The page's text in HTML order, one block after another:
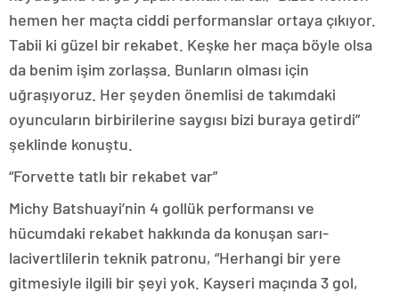
hemen her maçta ciddi performanslar ortaya çıkıyor.
Tabii ki güzel bir rekabet. Keşke her maça böyle olsa
da benim işim zorlaşsa. Bunların olması için
uğraşıyoruz. Her şeyden önemlisi de takımdaki
oyuncuların birbirilerine saygısı bizi buraya getirdi”
şeklinde konuştu.
“Forvette tatlı bir rekabet var”
Michy Batshuayi’nin 4 gollük performansı ve
hücumdaki rekabet hakkında da konuşan sarı-
lacivertlilerin teknik patronu, “Herhangi bir yere
gitmesiyle ilgili bir şeyi yok. Kayseri maçında 3 gol,